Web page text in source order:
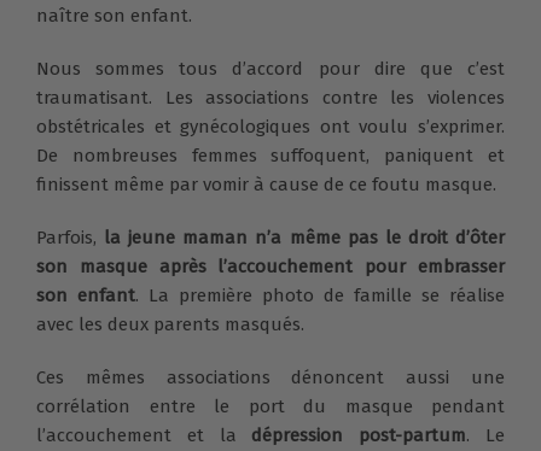
naître son enfant.
Nous sommes tous d’accord pour dire que c’est
traumatisant. Les associations contre les violences
obstétricales et gynécologiques ont voulu s’exprimer.
De nombreuses femmes suffoquent, paniquent et
finissent même par vomir à cause de ce foutu masque.
Parfois, la jeune maman n’a même pas le droit d’ôter
son masque après l’accouchement pour embrasser
son enfant. La première photo de famille se réalise
avec les deux parents masqués.
Ces mêmes associations dénoncent aussi une
corrélation entre le port du masque pendant
l’accouchement et la dépression post-partum. Le